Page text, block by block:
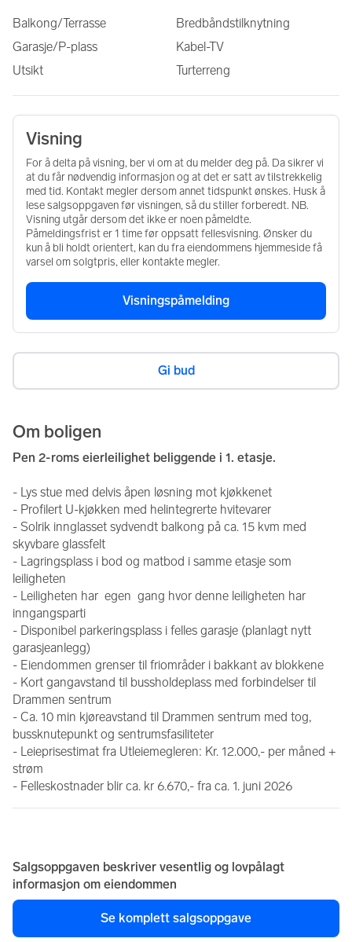
Balkong/Terrasse
Bredbåndstilknytning
Garasje/P-plass
Kabel-TV
Utsikt
Turterreng
Visning
For å delta på visning, ber vi om at du melder deg på. Da sikrer vi
at du får nødvendig informasjon og at det er satt av tilstrekkelig
med tid. Kontakt megler dersom annet tidspunkt ønskes. Husk å
lese salgsoppgaven før visningen, så du stiller forberedt. NB.
Visning utgår dersom det ikke er noen påmeldte.
Påmeldingsfrist er 1 time før oppsatt fellesvisning. Ønsker du
kun å bli holdt orientert, kan du fra eiendommens hjemmeside få
varsel om solgtpris, eller kontakte megler.
Visningspåmelding
Gi bud
Om boligen
Pen 2-roms eierleilighet beliggende i 1. etasje.
- Lys stue med delvis åpen løsning mot kjøkkenet
- Profilert U-kjøkken med helintegrerte hvitevarer
- Solrik innglasset sydvendt balkong på ca. 15 kvm med
skyvbare glassfelt
- Lagringsplass i bod og matbod i samme etasje som
leiligheten
- Leiligheten har  egen  gang hvor denne leiligheten har
inngangsparti
- Disponibel parkeringsplass i felles garasje (planlagt nytt
garasjeanlegg)
- Eiendommen grenser til friområder i bakkant av blokkene
- Kort gangavstand til bussholdeplass med forbindelser til
Drammen sentrum
- Ca. 10 min kjøreavstand til Drammen sentrum med tog,
bussknutepunkt og sentrumsfasiliteter
- Leieprisestimat fra Utleiemegleren: Kr. 12.000,- per måned +
strøm
- Felleskostnader blir ca. kr 6.670,- fra ca. 1. juni 2026
Salgsoppgaven beskriver vesentlig og lovpålagt
informasjon om eiendommen
Se komplett salgsoppgave